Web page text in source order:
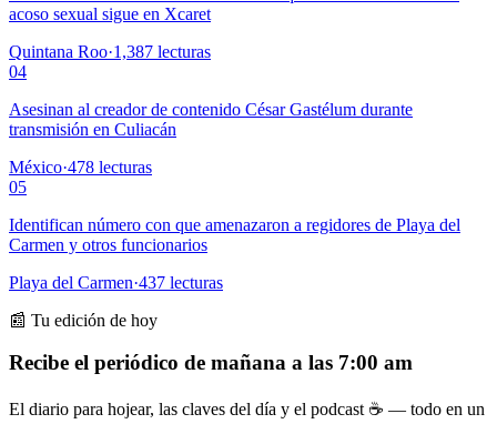
acoso sexual sigue en Xcaret
Quintana Roo·1,387 lecturas
04
Asesinan al creador de contenido César Gastélum durante
transmisión en Culiacán
México·478 lecturas
05
Identifican número con que amenazaron a regidores de Playa del
Carmen y otros funcionarios
Playa del Carmen·437 lecturas
📰 Tu edición de hoy
Recibe el periódico de mañana a las 7:00 am
El diario para hojear, las claves del día y el podcast ☕ — todo en un